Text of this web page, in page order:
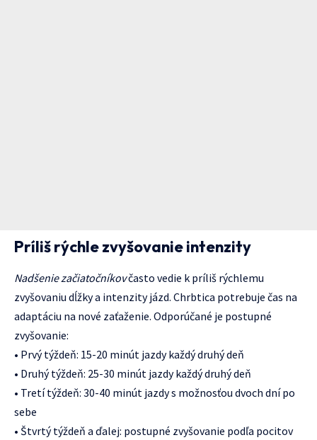
Príliš rýchle zvyšovanie intenzity
Nadšenie začiatočníkovčasto vedie k príliš rýchlemu
zvyšovaniu dĺžky a intenzity jázd. Chrbtica potrebuje čas na
adaptáciu na nové zaťaženie. Odporúčané je postupné
zvyšovanie:
• Prvý týždeň: 15-20 minút jazdy každý druhý deň
• Druhý týždeň: 25-30 minút jazdy každý druhý deň
• Tretí týždeň: 30-40 minút jazdy s možnosťou dvoch dní po
sebe
• Štvrtý týždeň a ďalej: postupné zvyšovanie podľa pocitov